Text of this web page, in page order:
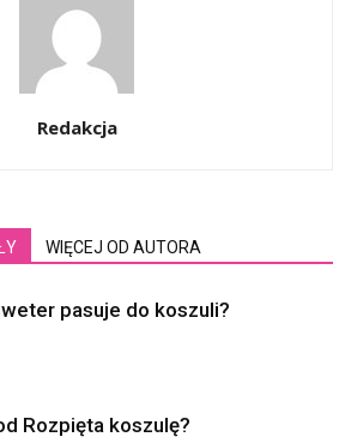
Redakcja
WIĘCEJ OD AUTORA
pasuje do koszuli?
Rozpięta koszulę?